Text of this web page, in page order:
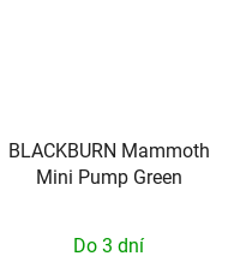
BLACKBURN Mammoth
Mini Pump Green
Do 3 dní